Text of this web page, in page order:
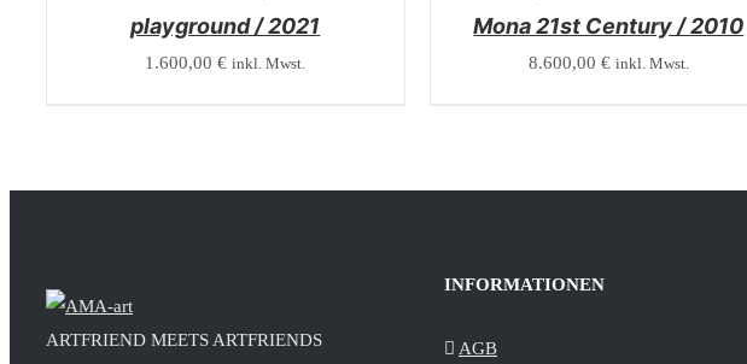
playground / 2021
1.600,00€ inkl. Mwst.
Mona 21st Century / 2010
8.600,00 € inkl. Mwst.
ARTFRIEND MEETS ARTFRIENDS
INFORMATIONEN
AGB